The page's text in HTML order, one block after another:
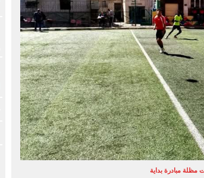
مظلة مبادرة بداية